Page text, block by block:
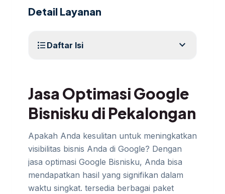
Detail Layanan
format_list_bulleted Daftar Isi expand_more
Jasa Optimasi Google
Bisnisku di Pekalongan
Apakah Anda kesulitan untuk meningkatkan
visibilitas bisnis Anda di Google? Dengan
jasa optimasi Google Bisnisku, Anda bisa
mendapatkan hasil yang signifikan dalam
waktu singkat. tersedia berbagai paket